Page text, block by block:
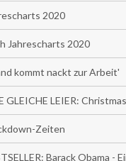
2020
Jahrescharts 2020
kommt nackt zur Arbeit'
GLEICHE LEIER:
Zeiten
Barack Obama -